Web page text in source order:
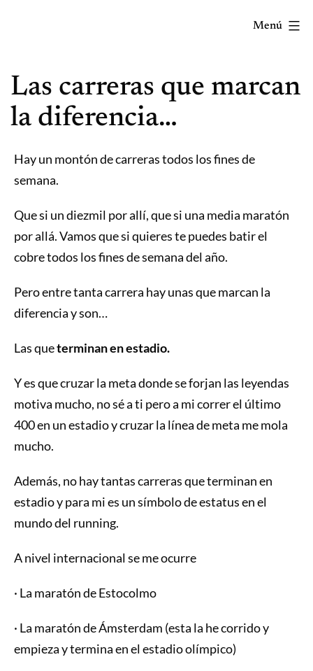
mola...
Y
lo
Menú
Las carreras que marcan
la diferencia…
Hay un montón de carreras todos los fines de
semana.
Que si un diezmil por allí, que si una media maratón
por allá. Vamos que si quieres te puedes batir el
cobre todos los fines de semana del año.
Pero entre tanta carrera hay unas que marcan la
diferencia y son…
Las queterminan en estadio.
Y es que cruzar la meta donde se forjan las leyendas
motiva mucho, no sé a ti pero a mi correr el último
400 en un estadio y cruzar la línea de meta me mola
mucho.
Además, no hay tantas carreras que terminan en
estadio y para mi es un símbolo de estatus en el
mundo del running.
A nivel internacional se me ocurre
· La maratón de Estocolmo
· La maratón de Ámsterdam (esta la he corrido y
empieza y termina en el estadio olímpico)